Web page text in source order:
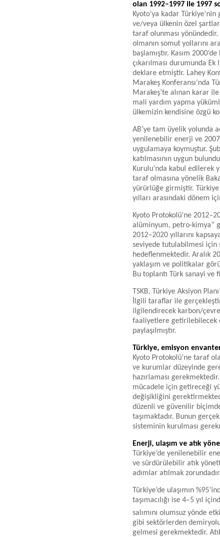
olan 1992–1997 ile 1997
Kyoto’ya kadar
ve/veya ülkenin özel
taraf olunması yönündedir.
olmanın somut yollarını
başlamıştır. Kasım
çıkarılması durumunda
deklare etmiştir. Lahey
Marakeş Konferansı’nda
Marakeş’te alınan karar
mali yardım yapma
ülkemizin kendisine özgü
AB’ye tam üyelik yolunda
yenilenebilir enerji ve 2007
uygulamaya koymuştur.
katılmasının uygun
Kurulu’nda kabul edilerek
taraf olmasına yönelik
yürürlüğe girmiştir.
yılları arasındaki dönem
Kyoto Protokolü’ne
alüminyum, petro-kimya”
2012–2020 yıllarını
seviyede tutulabilmesi için
hedeflenmektedir. Aralık
yaklaşım ve politikalar
Bu toplantı Türk sanayi ve
TSKB, Türkiye Aksiyon
İlgili taraflar ile
ilgilendirecek karbon/
faaliyetlere getirilebilecek
paylaşılmıştır.
Türkiye, emisyon
Kyoto Protokolü’ne taraf
ve kurumlar düzeyinde
hazırlaması
mücadele için getireceği
değişikliğini
düzenli ve güvenilir
taşımaktadır. Bunun
sisteminin kurulması
Enerji, ulaşım ve atık
Türkiye’de yenilenebilir
ve sürdürülebilir atık
adımlar atılmak
Türkiye’de ulaşımın
taşımacılığı ise 4–5 yıl
salımını olumsuz yönde
gibi sektörlerden
gelmesi gerekmektedir.